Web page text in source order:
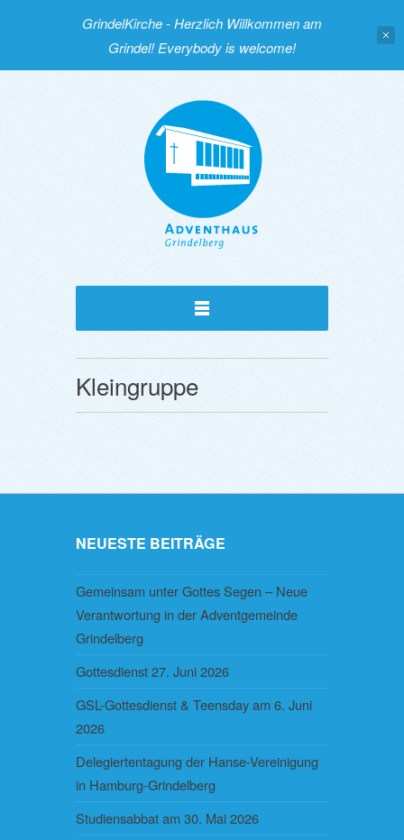
GrindelKirche - Herzlich Willkommen am
Grindel! Everybody is welcome!
Kleingruppe
NEUESTE BEITRÄGE
Gemeinsam unter Gottes Segen – Neue
Verantwortung in der Adventgemeinde
Grindelberg
Gottesdienst 27. Juni 2026
GSL-Gottesdienst & Teensday am 6. Juni
2026
Delegiertentagung der Hanse-Vereinigung
in Hamburg-Grindelberg
Studiensabbat am 30. Mai 2026